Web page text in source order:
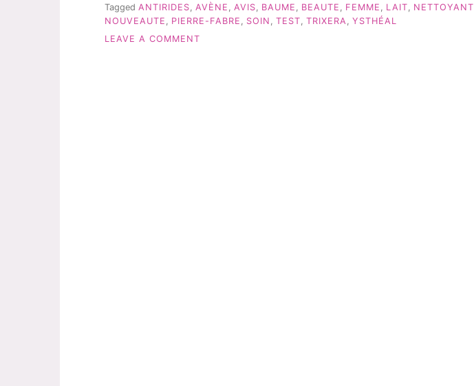
TEST
&
Tagged ANTIRIDES AVÈNE AVIS BAUME BEAUTE FEMME LAIT NETTOYANT
NOUVEAUTE
PIERRE-FABRE SOIN TEST TRIXERA
YSTHÉAL
LEAVE A COMMENT